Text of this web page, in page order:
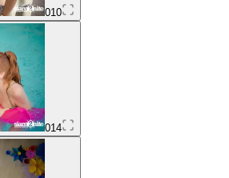
010
014